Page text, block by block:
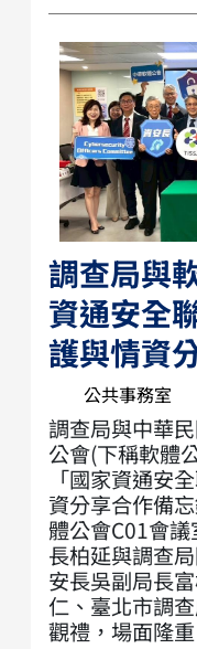
調查局與
資通安全
護與情資
公共事務室
調查局與中華
公會(下稱軟體
「國家資通安
資分享合作備
體公會C01會
長柏延與調查
安長吳副局長
仁、臺北市調
觀禮，場面隆重